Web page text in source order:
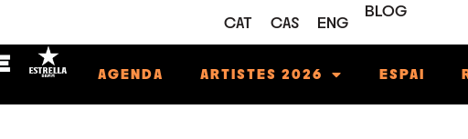
CAT CAS ENG
BLOG
AGENDA ARTISTES 2026 ESPAI